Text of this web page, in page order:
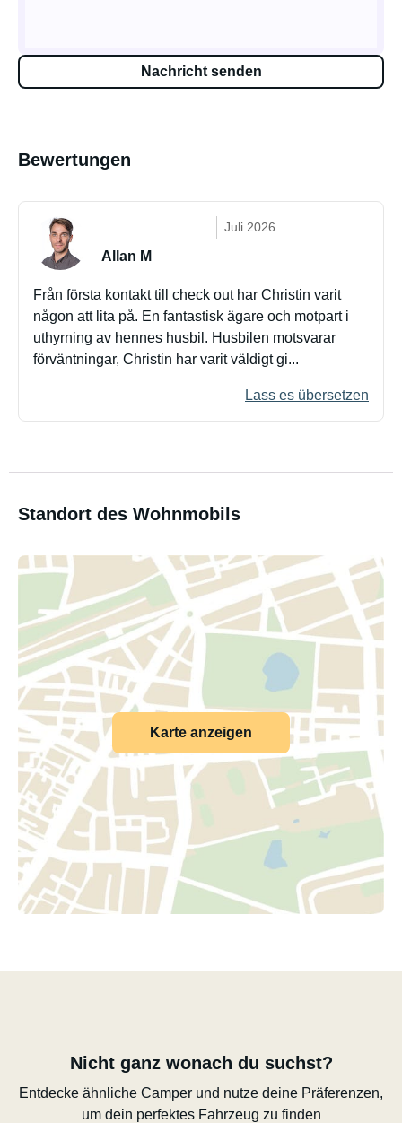
Nachricht senden
Bewertungen
Juli 2026
Allan M
Från första kontakt till check out har Christin varit
någon att lita på. En fantastisk ägare och motpart i
uthyrning av hennes husbil. Husbilen motsvarar
förväntningar, Christin har varit väldigt gi...
Lass es übersetzen
Standort des Wohnmobils
Karte anzeigen
Nicht ganz wonach du suchst?
Entdecke ähnliche Camper und nutze deine Präferenzen,
um dein perfektes Fahrzeug zu finden